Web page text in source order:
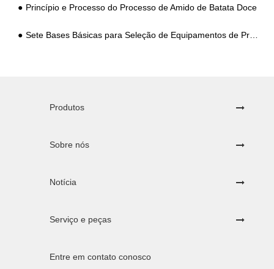
Princípio e Processo do Processo de Amido de Batata Doce
Sete Bases Básicas para Seleção de Equipamentos de Processamento de Amido de Batata-doce
Produtos
Sobre nós
Notícia
Serviço e peças
Entre em contato conosco